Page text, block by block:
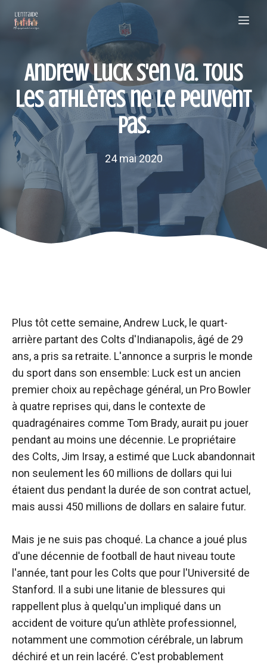
Andrew Luck s'en va. Tous
les athlètes ne le peuvent
pas.
24 mai 2020
Plus tôt cette semaine, Andrew Luck, le quart-
arrière partant des Colts d'Indianapolis, âgé de 29
ans, a pris sa retraite. L'annonce a surpris le monde
du sport dans son ensemble: Luck est un ancien
premier choix au repêchage général, un Pro Bowler
à quatre reprises qui, dans le contexte de
quadragénaires comme Tom Brady, aurait pu jouer
pendant au moins une décennie. Le propriétaire
des Colts, Jim Irsay, a estimé que Luck abandonnait
non seulement les 60 millions de dollars qui lui
étaient dus pendant la durée de son contrat actuel,
mais aussi 450 millions de dollars en salaire futur.
Mais je ne suis pas choqué. La chance a joué plus
d'une décennie de football de haut niveau toute
l'année, tant pour les Colts que pour l'Université de
Stanford. Il a subi une litanie de blessures qui
rappellent plus à quelqu'un impliqué dans un
accident de voiture qu’un athlète professionnel,
notamment une commotion cérébrale, un labrum
déchiré et un rein lacéré. C'est probablement